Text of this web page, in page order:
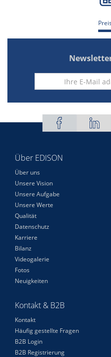
Über EDISON
Über uns
Unsere Vision
Unsere Aufgabe
Unsere Werte
Qualität
Datenschutz
Karriere
Bilanz
Videogalerie
Fotos
Neuigkeiten
Kontakt & B2B
Kontakt
Häufig gestellte Fragen
B2B Login
B2B Registrierung